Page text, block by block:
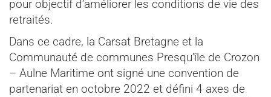
pour objectif d’améliorer les conditions de vie des
retraités.
Dans ce cadre, la Carsat Bretagne et la
Communauté de communes Presqu’île de Crozon
– Aulne Maritime ont signé une convention de
partenariat en octobre 2022 et défini 4 axes de